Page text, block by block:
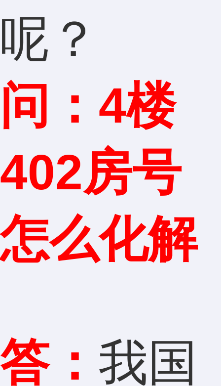
呢？
问：4楼
402房号
怎么化解
答： 我国